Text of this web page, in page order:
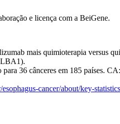
e licença com a BeiGene.
mais quimioterapia versus
36 cânceres em 185 países.
cancer/about/key-